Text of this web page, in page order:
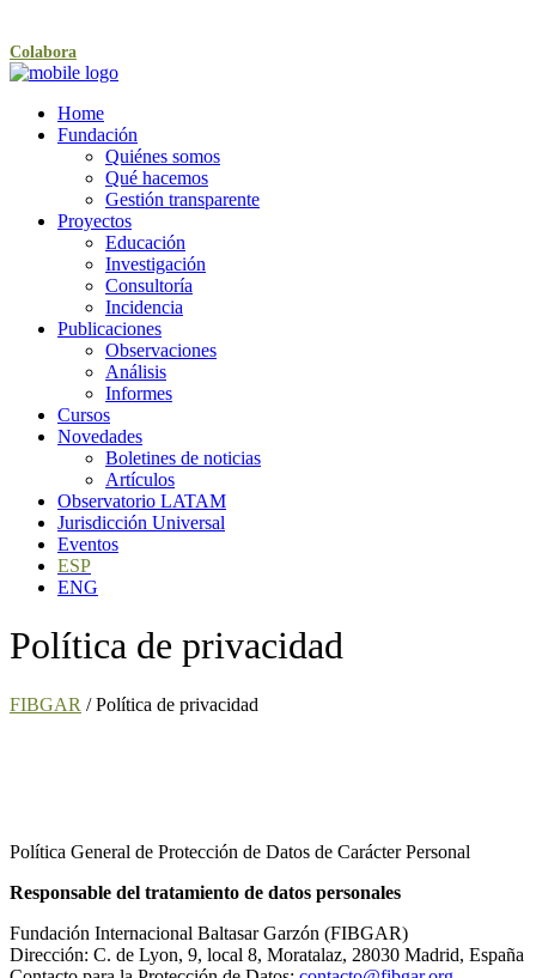
Colabora
Home
Fundación
Quiénes somos
Qué hacemos
Gestión transparente
Proyectos
Educación
Investigación
Consultoría
Incidencia
Publicaciones
Observaciones
Análisis
Informes
Cursos
Novedades
Boletines de noticias
Artículos
Observatorio LATAM
Jurisdicción Universal
Eventos
ESP
ENG
Política de privacidad
FIBGAR /Política de privacidad
Política General de Protección de Datos de Carácter Personal
Responsable del tratamiento de datos personales
Fundación Internacional Baltasar Garzón (FIBGAR)
Dirección: C. de Lyon, 9, local 8, Moratalaz, 28030 Madrid, España